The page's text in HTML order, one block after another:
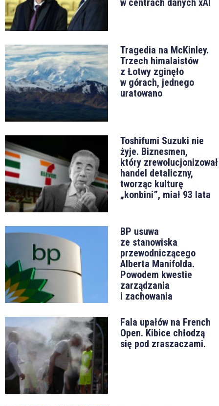
w centrach danych xAI
Tragedia na McKinley.
Trzech himalaistów
z Łotwy zginęło
w górach, jednego
uratowano
Toshifumi Suzuki nie
żyje. Biznesmen,
który zrewolucjonizował
handel detaliczny,
tworząc kulturę
„konbini”, miał 93 lata
BP usuwa
ze stanowiska
przewodniczącego
Alberta Manifolda.
Powodem kwestie
zarządzania
i zachowania
Fala upałów na French
Open. Kibice chłodzą
się pod zraszaczami.